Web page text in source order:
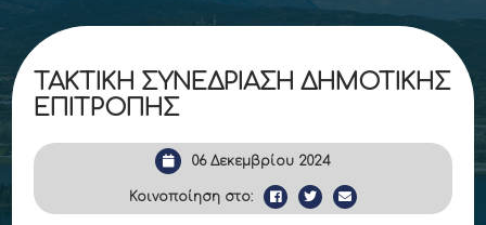
ΤΑΚΤΙΚΗ ΣΥΝΕΔΡΙΑΣΗ ΔΗΜΟΤΙΚΗΣ
ΕΠΙΤΡΟΠΗΣ
06 Δεκεμβρίου 2024
Κοινοποίηση στο: